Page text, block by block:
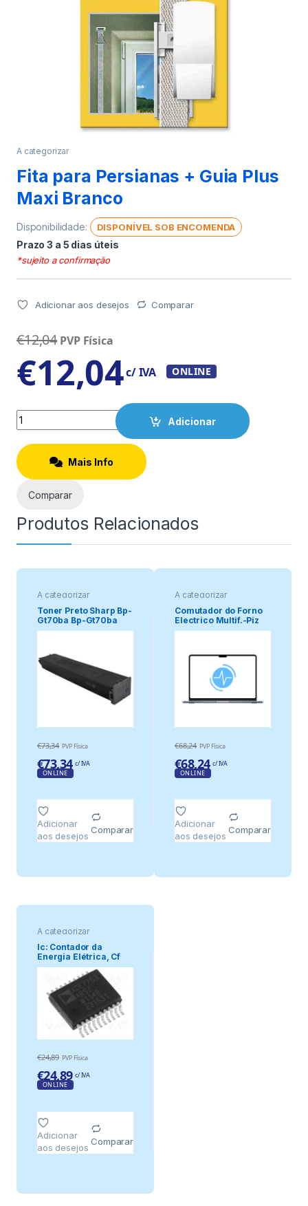
A categorizar
Fita para Persianas + Guia Plus
Maxi Branco
Disponibilidade: DISPONÍVEL SOB ENCOMENDA
Prazo 3 a 5 dias úteis
*sujeito a confirmação
Adicionar aos desejos Comparar
€12,04 PVP Física
€12,04c/ IVA ONLINE
Quantity
Adicionar
Mais Info
Comparar
Produtos Relacionados
A categorizar
Toner Preto Sharp Bp-
Gt70ba Bp-Gt70ba
Sharp Bp-50.
€73,34 PVP Física
€73,34 c/ IVA
ONLINE
Adicionar
aos desejos
Comparar
A categorizar
Comutador do Forno
Electrico Multif.-Piz
€68,24 PVP Física
€68,24 c/ IVA
ONLINE
Adicionar
aos desejos
Comparar
A categorizar
Ic: Contador da
Energia Elétrica, Cf
Pulses,Seria.
€24,89 PVP Física
€24,89 c/ IVA
ONLINE
Adicionar
aos desejos
Comparar